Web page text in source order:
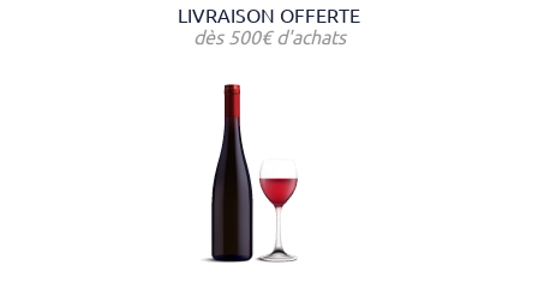
LIVRAISON OFFERTE
dès 500€ d'achats